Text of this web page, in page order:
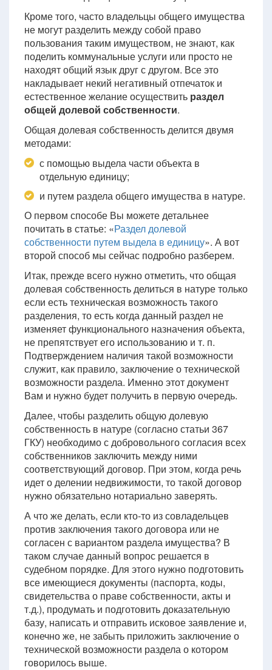
Кроме того, часто владельцы общего имущества
не могут разделить между собой право
пользования таким имуществом, не знают, как
поделить коммунальные услуги или просто не
находят общий язык друг с другом. Все это
накладывает некий негативный отпечаток и
естественное желание осуществить раздел
общей долевой собственности.
Общая долевая собственность делится двумя
методами:
с помощью выдела части объекта в
отдельную единицу;
и путем раздела общего имущества в натуре.
О первом способе Вы можете детальнее
почитать в статье: «Раздел долевой
собственности путем выдела в единицу». А вот
второй способ мы сейчас подробно разберем.
Итак, прежде всего нужно отметить, что общая
долевая собственность делиться в натуре только
если есть техническая возможность такого
разделения, то есть когда данный раздел не
изменяет функционального назначения объекта,
не препятствует его использованию и т. п.
Подтверждением наличия такой возможности
служит, как правило, заключение о технической
возможности раздела. Именно этот документ
Вам и нужно будет получить в первую очередь.
Далее, чтобы разделить общую долевую
собственность в натуре (согласно статьи 367
ГКУ) необходимо с добровольного согласия всех
собственников заключить между ними
соответствующий договор. При этом, когда речь
идет о делении недвижимости, то такой договор
нужно обязательно нотариально заверять.
А что же делать, если кто-то из совладельцев
против заключения такого договора или не
согласен с вариантом раздела имущества? В
таком случае данный вопрос решается в
судебном порядке. Для этого нужно подготовить
все имеющиеся документы (паспорта, коды,
свидетельства о праве собственности, акты и
т.д.), продумать и подготовить доказательную
базу, написать и отправить исковое заявление и,
конечно же, не забыть приложить заключение о
технической возможности раздела о котором
говорилось выше.